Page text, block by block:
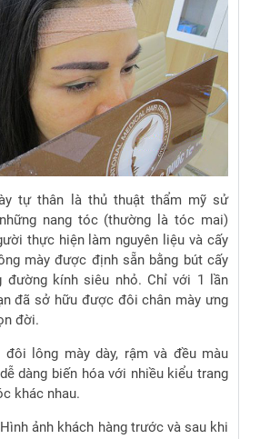
tự thân là thủ thuật thẩm mỹ sử
nang tóc (thường là tóc mai)
thực hiện làm nguyên liệu và cấy
mày được định sẵn bằng bút cấy
đường kính siêu nhỏ. Chỉ với 1 lần
đã sở hữu được đôi chân mày ưng
đời.
lông mày dày, rậm và đều màu
dàng biến hóa với nhiều kiểu trang
khác nhau.
ảnh khách hàng trước và sau khi